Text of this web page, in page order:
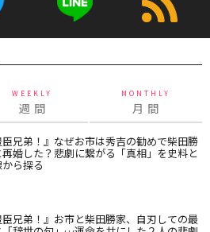
WEEKLY
週 間
MONTHLY
月 間
臣兄弟！』なぜお市は秀吉の勧めで柴田勝
婚した？悲劇に繋がる「真相」を史料と
ら探る
臣兄弟！』お市と柴田勝家、自刃しての最